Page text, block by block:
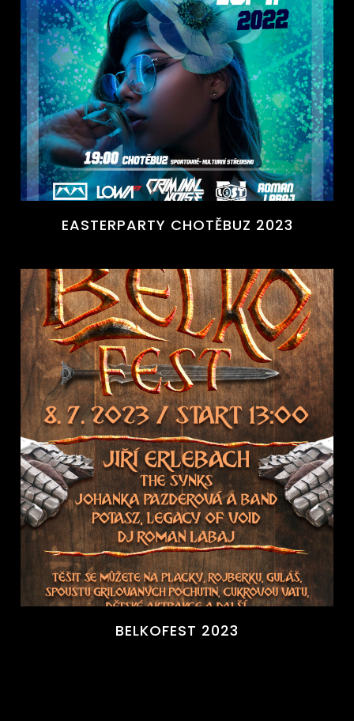
EASTERPARTY CHOTĚBUZ 2023
BELKOFEST 2023